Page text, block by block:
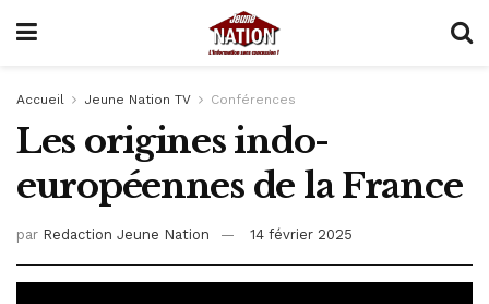
Accueil Jeune Nation TV Conférences
Les origines indo-
européennes de la France
par Redaction Jeune Nation 14 février 2025